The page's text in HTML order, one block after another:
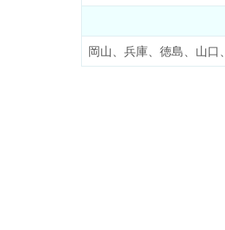
岡山、兵庫、徳島、山口